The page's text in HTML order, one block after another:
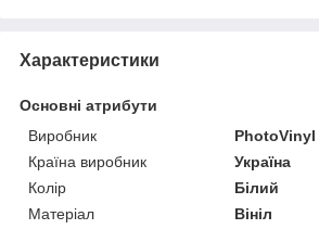
Характеристики
Основні атрибути
Виробник
PhotoVinyl
Країна виробник
Україна
Колір
Білий
Матеріал
Вініл